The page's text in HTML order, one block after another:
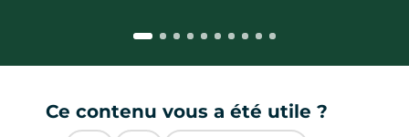
Ce contenu vous a été utile ?